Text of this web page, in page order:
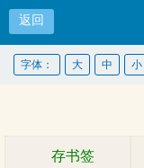
返回
字体： 大 中 小
存书签